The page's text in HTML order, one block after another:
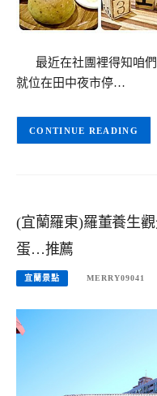
最近在社團裡得知咱們
就位在田中夜市停…
CONTINUE READING
(宜蘭羅東)羅董養生
蛋…推薦
宜蘭景點 MERRY09041